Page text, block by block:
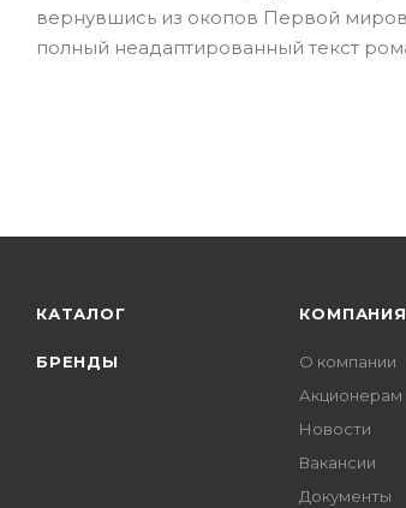
вернувшись из окопов Первой
полный неадаптированный текст
КАТАЛОГ
БРЕНДЫ
КОМПАНИЯ
О компании
Акционерам
Новости
Вакансии
Документы